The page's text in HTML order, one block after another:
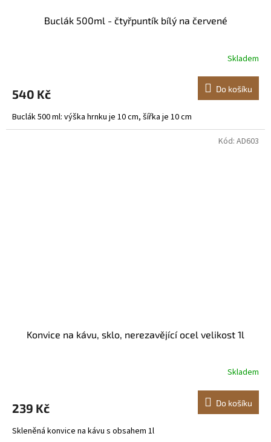
Buclák 500ml - čtyřpuntík bílý na červené
Skladem
540 Kč Do košíku
Buclák 500 ml: výška hrnku je 10 cm, šířka je 10 cm
Konvice na kávu, sklo, nerezavějící ocel velikost 1l
Skladem
239 Kč Do košíku
Skleněná konvice na kávu s obsahem 1l
Kód: AD603